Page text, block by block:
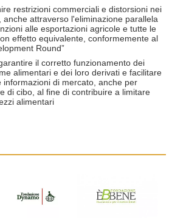
restrizioni commerciali e distorsioni nei
anche attraverso l'eliminazione parallela
alle esportazioni agricole e tutte le
effetto equivalente, conformemente al
Round”
il corretto funzionamento dei
alimentari e dei loro derivati ​​e facilitare
informazioni di mercato, anche per
di cibo, al fine di contribuire a limitare
alimentari